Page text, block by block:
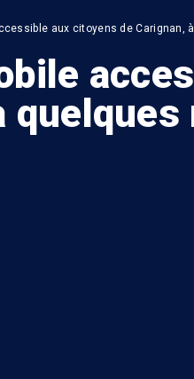
aux citoyens de Carignan,